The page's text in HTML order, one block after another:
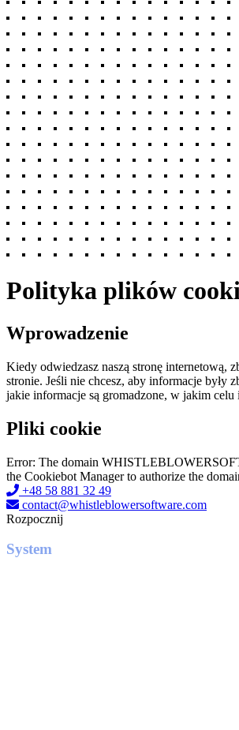
Polityka plików
Wprowadzenie
Kiedy odwiedzasz naszą stronę internetową,
stronie. Jeśli nie chcesz, aby informacje
jakie informacje są gromadzone, w jakim
Pliki cookie
Error: The domain
the Cookiebot Manager to authorize the
+48 58 881 32 49
contact@whistleblowersoftware.com
Rozpocznij
System